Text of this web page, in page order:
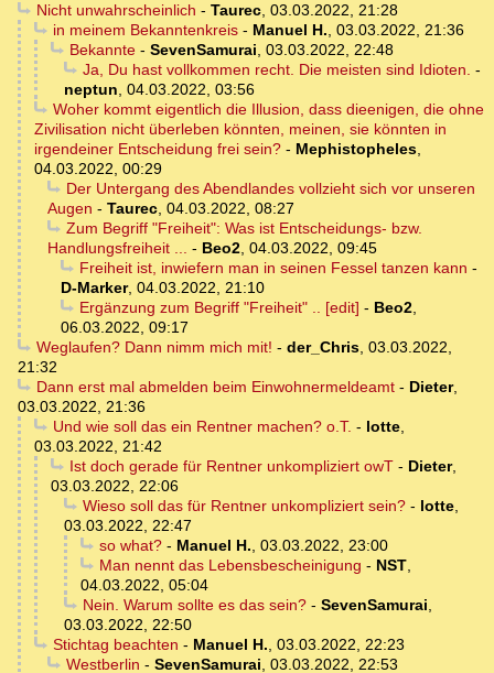
Nicht unwahrscheinlich - Taurec, 03.03.2022, 21:28
in meinem Bekanntenkreis- Manuel H., 03.03.2022, 21:36
Bekannte- SevenSamurai, 03.03.2022, 22:48
Ja, Du hast vollkommen recht. Die meisten sind Idioten. -
neptun, 04.03.2022, 03:56
Woher kommt eigentlich die Illusion, dass dieenigen, die ohne
Zivilisation nicht überleben könnten, meinen, sie könnten in
irgendeiner Entscheidung frei sein? - Mephistopheles,
04.03.2022, 00:29
Der Untergang des Abendlandes vollzieht sich vor unseren
Augen - Taurec, 04.03.2022, 08:27
Zum Begriff "Freiheit": Was ist Entscheidungs- bzw.
Handlungsfreiheit ... - Beo2, 04.03.2022, 09:45
Freiheit ist, inwiefern man in seinen Fessel tanzen kann -
D-Marker, 04.03.2022, 21:10
Ergänzung zum Begriff "Freiheit" .. [edit] - Beo2,
06.03.2022, 09:17
Weglaufen? Dann nimm mich mit! - der_Chris, 03.03.2022,
21:32
Dann erst mal abmelden beim Einwohnermeldeamt- Dieter,
03.03.2022, 21:36
Und wie soll das ein Rentner machen? o.T. - lotte,
03.03.2022, 21:42
Ist doch gerade für Rentner unkompliziert owT- Dieter,
03.03.2022, 22:06
Wieso soll das für Rentner unkompliziert sein?- lotte,
03.03.2022, 22:47
so what?- Manuel H., 03.03.2022, 23:00
Man nennt das Lebensbescheinigung - NST,
04.03.2022, 05:04
Nein. Warum sollte es das sein?- SevenSamurai,
03.03.2022, 22:50
Stichtag beachten - Manuel H., 03.03.2022, 22:23
Westberlin - SevenSamurai, 03.03.2022, 22:53